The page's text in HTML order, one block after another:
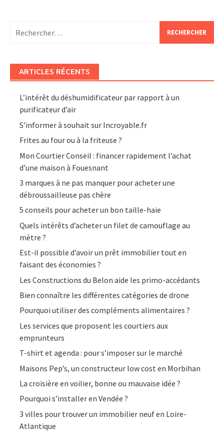
ARTICLES RÉCENTS
L’intérêt du déshumidificateur par rapport à un
purificateur d’air
S’informer à souhait sur Incroyable.fr
Frites au four ou à la friteuse ?
Mon Courtier Conseil : financer rapidement l’achat
d’une maison à Fouesnant
3 marques à ne pas manquer pour acheter une
débroussailleuse pas chère
5 conseils pour acheter un bon taille-haie
Quels intérêts d’acheter un filet de camouflage au
mètre ?
Est-il possible d’avoir un prêt immobilier tout en
faisant des économies ?
Les Constructions du Belon aide les primo-accédants
Bien connaître les différentes catégories de drone
Pourquoi utiliser des compléments alimentaires ?
Les services que proposent les courtiers aux
emprunteurs
T-shirt et agenda : pour s’imposer sur le marché
Maisons Pep’s, un constructeur low cost en Morbihan
La croisière en voilier, bonne ou mauvaise idée ?
Pourquoi s’installer en Vendée ?
3 villes pour trouver un immobilier neuf en Loire-
Atlantique